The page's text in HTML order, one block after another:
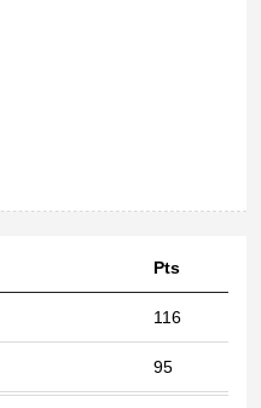
Pts
116
95